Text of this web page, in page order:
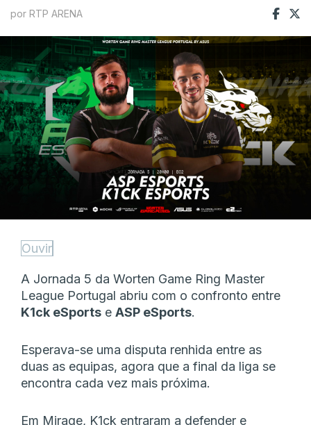
por RTP ARENA
Ouvir
A Jornada 5 da Worten Game Ring Master
League Portugal abriu com o confronto entre
K1ck eSports e ASP eSports.
Esperava-se uma disputa renhida entre as
duas as equipas, agora que a final da liga se
encontra cada vez mais próxima.
Em Mirage, K1ck entraram a defender e